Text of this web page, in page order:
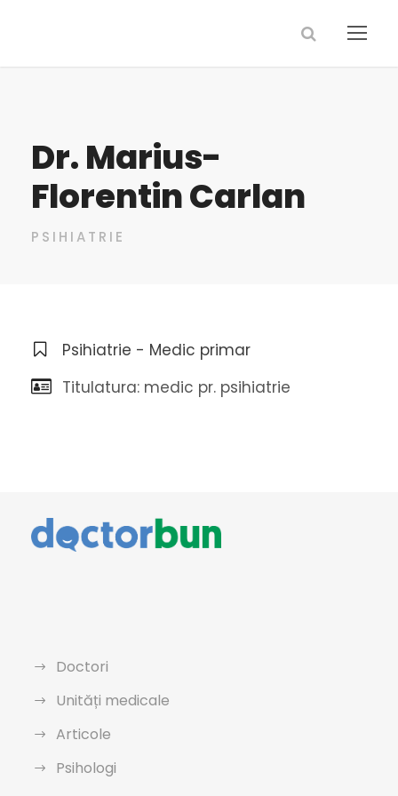
Dr. Marius-
Florentin Carlan
PSIHIATRIE
Psihiatrie - Medic primar
Titulatura: medic pr. psihiatrie
Doctori
Unități medicale
Articole
Psihologi